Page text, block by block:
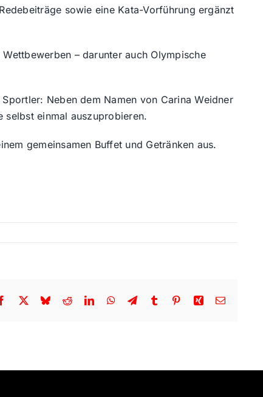
sowie eine Kata-Vorführung ergänzt
– darunter auch Olympische
Neben dem Namen von Carina Weidner
einmal auszuprobieren.
gemeinsamen Buffet und Getränken aus.
Facebook
X BlueskyRedditLinkedInWhatsApp
TelegramTumblr PinterestXing Email